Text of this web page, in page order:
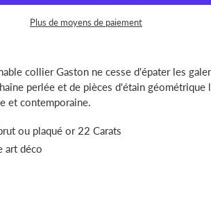
Plus de moyens de paiement
collier Gaston ne cesse d'épater les
perlée et de pièces d'étain géométrique
et contemporaine.
ou plaqué or 22 Carats
art déco